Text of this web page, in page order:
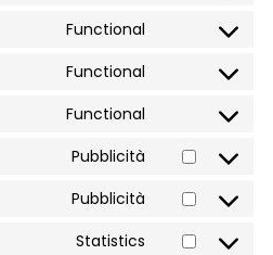
Functional
Functional
Functional
Pubblicità
Pubblicità
Statistics